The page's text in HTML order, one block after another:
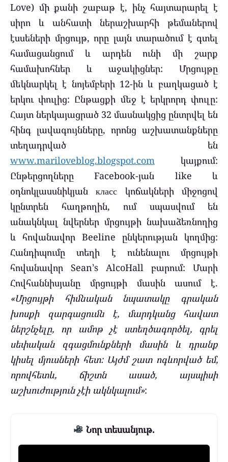
Love) մի քանի շաբաթ է, ինչ հայտարարել է
սիրո և անհատի ներաշխարհի թեմաներով
էսսեների մրցույթ, որը լայն տարածում է գտել
համացանցում և արդեն ունի մի շարք
համախոհներ և աջակիցներ: Մրցույթը
մեկնարկել է նոյեմբերի 12-ին և բաղկացած է
երկու փուլից: Ընթացքի մեջ է երկրորդ փուլը:
Հայտ ներկայացրած 32 մասնակցից ընտրվել են
հինգ լավագույնները, որոնց աշխատանքները
տեղադրված են
www.mariloveblog.blogspot.com կայքում:
Ընթերցողները Facebook-յան like և
օդնոկլասսնիկյան класс կոճակների միջոցով
կընտրեն հաղթողին, ում սպասվում են
անակնկալ նվերներ մրցույթի նախաձեռնողից
և հովանավոր Beeline ընկերության կողմից:
Հանդիպումը տեղի է ունենալու մրցույթի
հովանավոր Sean’s AlcoHall բարում: Մարի
Հովհաննիսյանը մրցույթի մասին ասում է.
«Մրցույթի հիմնական նպատակը գրական
խոսքի զարգացումն է, մարդկանց հավատ
ներշնչելը, որ ամոթ չէ ստեղծագործել, գրել
սեփական զգացմունքների մասին և դրանք
կիսել մյուսների հետ: Այժմ շատ ոգևորված եմ,
որովհետև, ճիշտն ասած, այսպիսի
աշխուժություն չէի ակնկալում»:
Նոր տեսանյութ.